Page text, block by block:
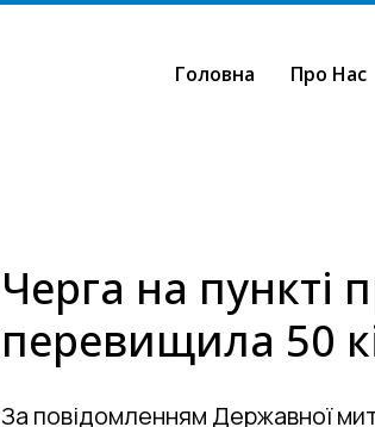
Головна Про Нас
Черга на пункті
перевищила 50
За повідомленням Державної